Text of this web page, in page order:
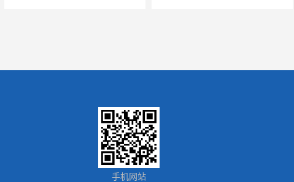
东莞东城房屋防水补漏，东城专业房屋渗漏水补漏
手机网站